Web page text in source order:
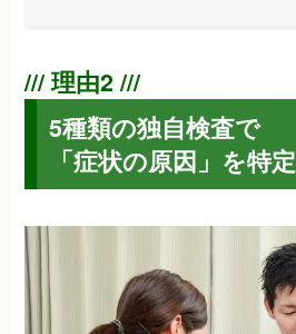
5種類の独自検査で
「症状の原因」を特定